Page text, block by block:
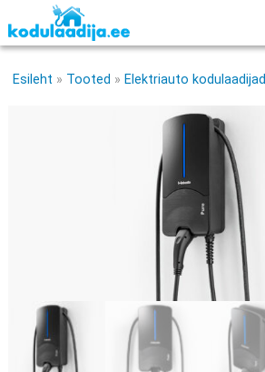
Esileht » Tooted » Elektriauto kodulaadijad